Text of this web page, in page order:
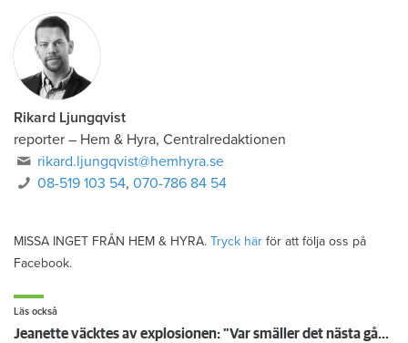
Rikard Ljungqvist
reporter – Hem & Hyra, Centralredaktionen
rikard.ljungqvist@hemhyra.se
08-519 103 54,070-786 84 54
MISSA INGET FRÅN HEM & HYRA. Tryck här för att följa oss på
Facebook.
Läs också
Jeanette väcktes av explosionen: "Var smäller det nästa gång?"